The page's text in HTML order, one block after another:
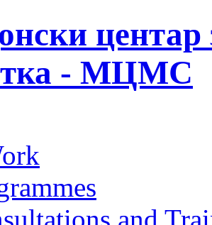
центар
- МЦМС
and